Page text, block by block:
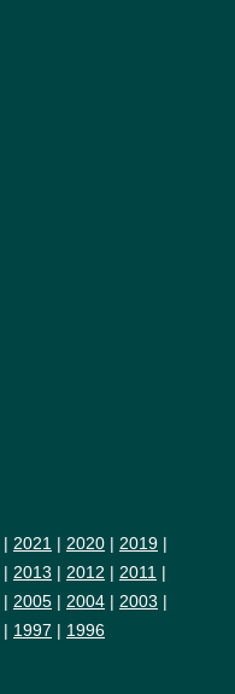
| 2021 | 2020 | 2019 |
| 2013 | 2012 | 2011 |
| 2005 | 2004 | 2003 |
| 1997 | 1996